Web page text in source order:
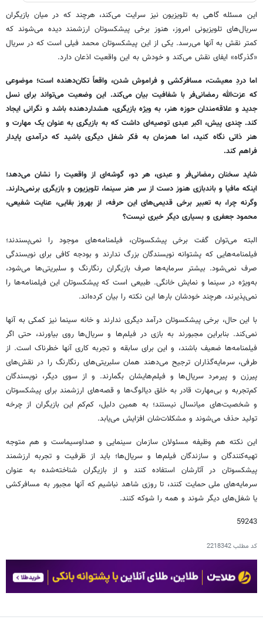
این مسئله گاهی به تلویزیون نیز سرایت می‌کند، هرچند که در میان بازیگران
سریال‌های تلویزیونی امروز، هنوز برخی پیشکسوتان ارزشمند دیده می‌شوند که
کمتر نقش به آنها می‌رسد. یکی از این پیشکسوتان محمد فیلی است که در سریال
«گذرگاه» ایفای نقش می‌کند و خودش به این واقعیت اذعان دارد.
اما دردِ معیشت، مسافرکشی و فراموش شدن، واقعاً تکان‌دهنده است؛ موضوعی
که عزت‌الله رمضانی‌فر با شفافیت بیان می‌کند. این وضعیت می‌تواند برای نسل
جدید و علاقه‌مندان حوزه هنر، به ویژه بازیگری، هشداردهنده باشد و نگرانی ایجاد
کند. چندی پیش، اکبر عبدی توصیه‌ای داشت که به بازیگری به عنوان یک مهارت و
هنر ذاتی نگاه کنید، اما همزمان به فکر شغل دیگری باشید که درآمدی پایدار
فراهم کند.
شاید سخنان رمضانی‌فر و عبدی، هر دو، گوشه‌ای از واقعیت را نشان می‌دهد؛
اینکه مافیا و باندبازی هنوز دست از سر هنر سینما، تلویزیون و بازیگری برنمی‌دارند.
وگرنه چرا، به تعبیر برخی قدیمی‌های این حرفه، از بهروز بقایی، عنایت شفیعی،
محمود جعفری و بسیاری دیگر خبری نیست؟
البته می‌توان گفت برخی پیشکسوتان، فیلمنامه‌های موجود را نمی‌پسندند؛
فیلمنامه‌هایی که پشتوانه نویسندگان بزرگ ندارند و بودجه کافی برای نویسندگی
صرف نمی‌شود. بیشتر سرمایه‌ها صرف بازیگران رنگارنگ و سلبریتی‌ها می‌شود،
به‌ویژه در سینما و نمایش خانگی. طبیعی است که پیشکسوتان این فیلمنامه‌ها را
نمی‌پذیرند، هرچند خودشان بارها این نکته را بیان کرده‌اند.
با این حال، برخی پیشکسوتان درآمد دیگری ندارند و خانه سینما نیز کمکی به آنها
نمی‌کند. بنابراین مجبورند به بازی در فیلم‌ها و سریال‌ها روی بیاورند، حتی اگر
فیلمنامه‌ها ضعیف باشند، و این برای سابقه و تجربه کاری آنها خطرناک است. از
طرفی، سرمایه‌گذاران ترجیح می‌دهند همان سلبریتی‌های رنگارنگ را در نقش‌های
پیرزن و پیرمرد سریال‌ها و فیلم‌هایشان بگمارند. و از سوی دیگر، نویسندگان
کم‌تجربه و بی‌مهارت قادر به خلق دیالوگ‌ها و قصه‌های ارزشمند برای پیشکسوتان
و شخصیت‌های میانسال نیستند؛ به همین دلیل، کم‌کم این بازیگران از چرخه
تولید حذف می‌شوند و مشکلات‌شان افزایش می‌یابد.
این نکته هم وظیفه مسئولان سازمان سینمایی و صداوسیماست و هم متوجه
تهیه‌کنندگان و سازندگان فیلم‌ها و سریال‌ها؛ باید از ظرفیت و تجربه ارزشمند
پیشکسوتان در آثارشان استفاده کنند و از بازیگران شناخته‌شده به عنوان
سرمایه‌های ملی حمایت کنند، تا روزی شاهد نباشیم که آنها مجبور به مسافرکشی
یا شغل‌های دیگر شوند و همه را شوکه کنند.
59243
کد مطلب2218342